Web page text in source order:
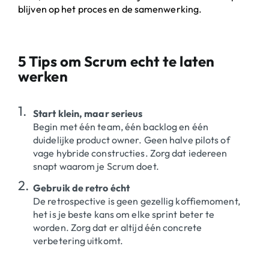
blijven op het proces en de samenwerking.
5 Tips om Scrum echt te laten
werken
Start klein, maar serieus
Begin met één team, één backlog en één
duidelijke product owner. Geen halve pilots of
vage hybride constructies. Zorg dat iedereen
snapt waarom je Scrum doet.
Gebruik de retro écht
De retrospective is geen gezellig koffiemoment,
het is je beste kans om elke sprint beter te
worden. Zorg dat er altijd één concrete
verbetering uitkomt.